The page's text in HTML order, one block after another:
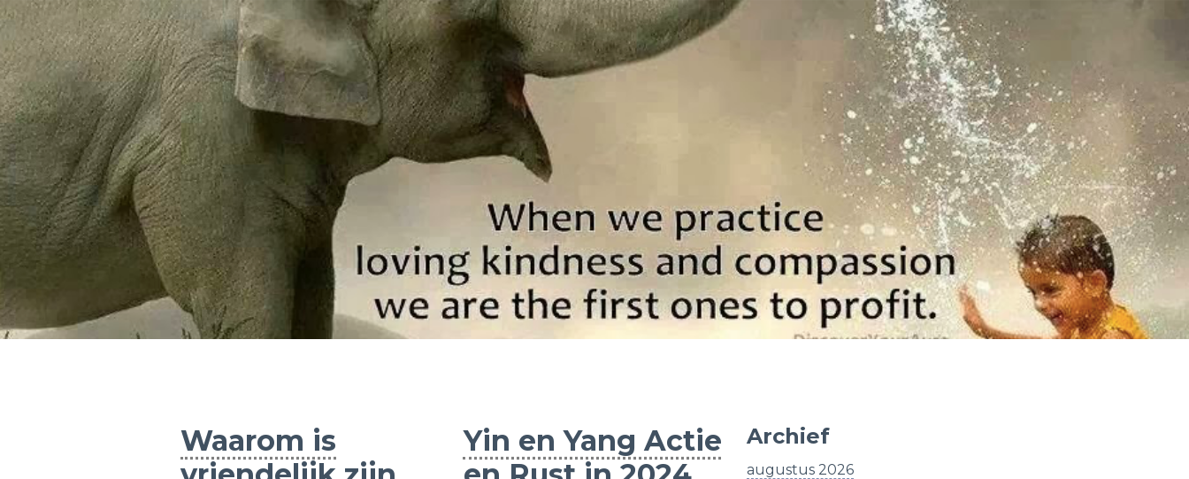
Waarom is
Yin en Yang Actie
Archief
augustus 2026